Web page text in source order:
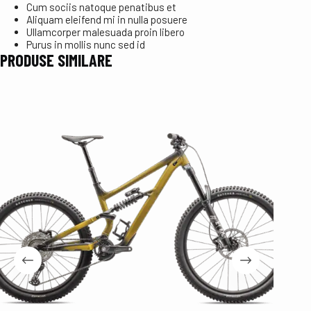
Cum sociis natoque penatibus et
Aliquam eleifend mi in nulla posuere
Ullamcorper malesuada proin libero
Purus in mollis nunc sed id
PRODUSE SIMILARE